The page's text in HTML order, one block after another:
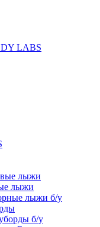
LABS
лыжи
лыжи
лыжи б/у
б/у